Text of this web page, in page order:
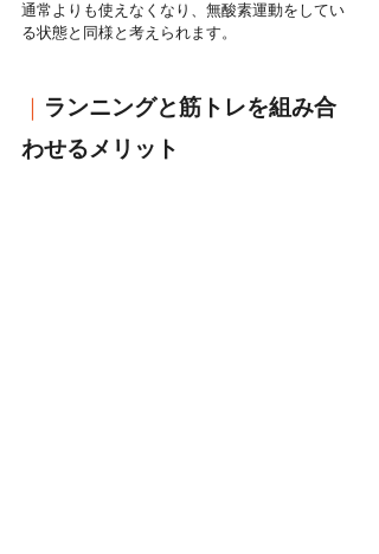
通常よりも使えなくなり、無酸素運動をしてい
る状態と同様と考えられます。
｜ ランニングと筋トレを組み合
わせるメリット